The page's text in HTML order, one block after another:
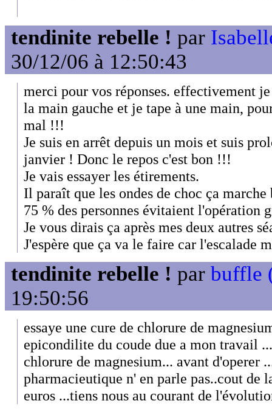
tendinite rebelle ! par
30/12/06 à 12:50:43
merci pour vos réponses. effectivement
la main gauche et je tape à une main,
mal !!!
Je suis en arrêt depuis un mois et suis
janvier ! Donc le repos c'est bon !!!
Je vais essayer les étirements.
Il paraît que les ondes de choc ça
75 % des personnes évitaient l'opération
Je vous dirais ça après mes deux autres
J'espère que ça va le faire car l'escalade
tendinite rebelle ! par buffle
19:50:56
essaye une cure de chlorure de
epicondilite du coude due a mon travail
chlorure de magnesium... avant d'operer
pharmacieutique n' en parle pas..cout de
euros ...tiens nous au courant de